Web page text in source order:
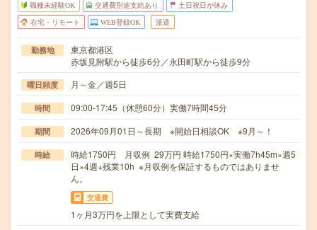
職種未経験OK 交通費別途支給あり 土日祝日が休み
在宅・リモート WEB登録OK 派遣
勤務地
東京都港区
赤坂見附駅から徒歩6分／永田町駅から徒歩9分
曜日頻度 月～金／週5日
時間 09:00-17:45（休憩60分）実働7時間45分
期間 2026年09月01日～長期 ※開始日相談OK ※9月～！
時給
時給1750円 月収例 29万円 時給1750円×実働7h45m×週5
日×4週+残業10h ※月収例を保証するものではありませ
ん。
交通費
1ヶ月3万円を上限として実費支給